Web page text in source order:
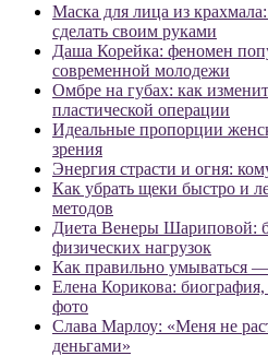
Маска для лица из
сделать своим руками
Даша Корейка: феномен
современной молодежи
Омбре на губах: как
пластической операции
Идеальные пропорции
зрения
Энергия страсти и огня:
Как убрать щеки быстро и
методов
Диета Венеры Шариповой:
физических нагрузок
Как правильно умываться
Елена Корикова:
фото
Слава Марлоу: «Меня не
деньгами»